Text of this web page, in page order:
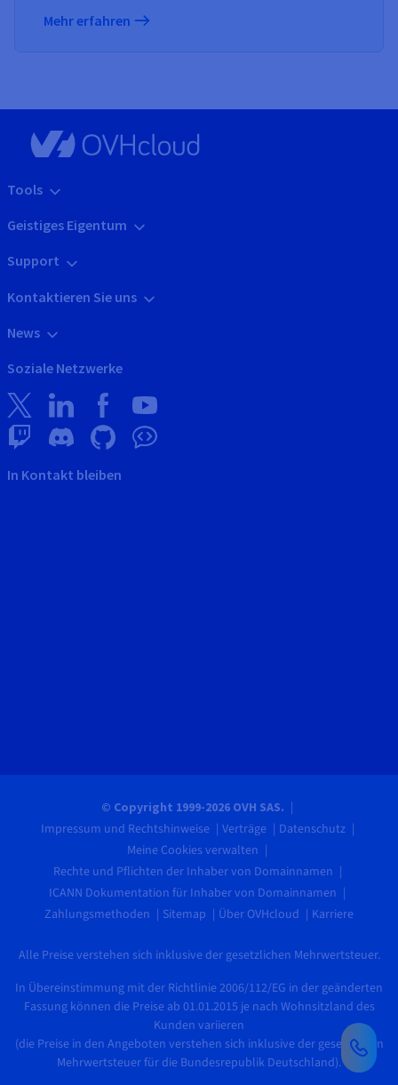
Mehr erfahren
Tools
Geistiges Eigentum
Support
Kontaktieren Sie uns
News
Soziale Netzwerke
In Kontakt bleiben
© Copyright 1999-2026 OVH SAS.
Impressum und Rechtshinweise Verträge
Datenschutz
Meine Cookies verwalten
Rechte und Pflichten der Inhaber von Domainnamen
ICANN Dokumentation für Inhaber von Domainnamen
Zahlungsmethoden
Sitemap Über OVHcloud Karriere
Alle Preise verstehen sich inklusive der gesetzlichen Mehrwertsteuer.
In Übereinstimmung mit der Richtlinie 2006/112/EG in der geänderten
Fassung können die Preise ab 01.01.2015 je nach Wohnsitzland des
Kunden variieren
(die Preise in den Angeboten verstehen sich inklusive der gesetzlichen
Mehrwertsteuer für die Bundesrepublik Deutschland).